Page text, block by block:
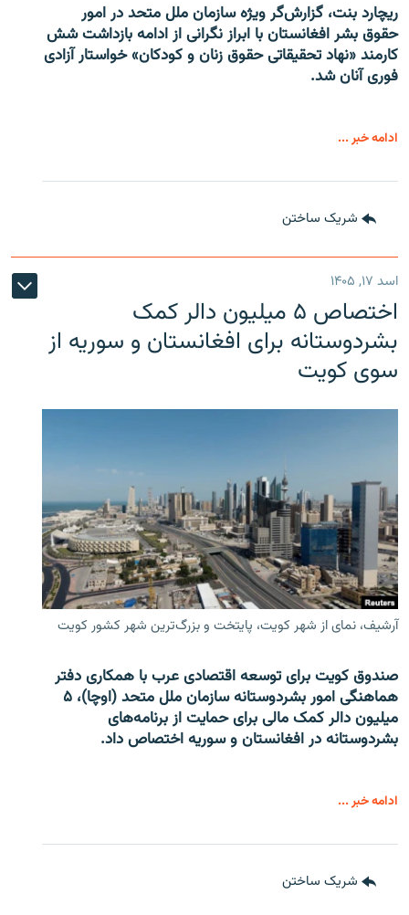
ریچارد بنت، گزارش‌گر ویژه سازمان ملل متحد در امور
حقوق بشر افغانستان با ابراز نگرانی از ادامه بازداشت شش
کارمند «نهاد تحقیقاتی حقوق زنان و کودکان» خواستار آزادی
فوری آنان شد.
ادامه خبر ...
شریک ساختن
اسد ۱۷, ۱۴۰۵
اختصاص ۵ میلیون دالر کمک
بشردوستانه برای افغانستان و سوریه از
سوی کویت
آرشیف، نمای از شهر کویت، پایتخت و بزرگ‌ترین شهر کشور کویت
صندوق کویت برای توسعه اقتصادی عرب با همکاری دفتر
هماهنگی امور بشردوستانه سازمان ملل متحد (اوچا)، ۵
میلیون دالر کمک مالی برای حمایت از برنامه‌های
بشردوستانه در افغانستان و سوریه اختصاص داد.
ادامه خبر ...
شریک ساختن